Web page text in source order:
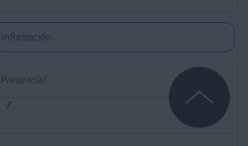
Información
Presencial